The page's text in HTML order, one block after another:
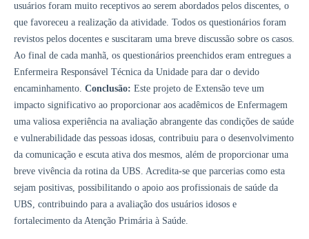
usuários foram muito receptivos ao serem abordados pelos discentes, o
que favoreceu a realização da atividade. Todos os questionários foram
revistos pelos docentes e suscitaram uma breve discussão sobre os casos.
Ao final de cada manhã, os questionários preenchidos eram entregues a
Enfermeira Responsável Técnica da Unidade para dar o devido
encaminhamento. Conclusão: Este projeto de Extensão teve um
impacto significativo ao proporcionar aos acadêmicos de Enfermagem
uma valiosa experiência na avaliação abrangente das condições de saúde
e vulnerabilidade das pessoas idosas, contribuiu para o desenvolvimento
da comunicação e escuta ativa dos mesmos, além de proporcionar uma
breve vivência da rotina da UBS. Acredita-se que parcerias como esta
sejam positivas, possibilitando o apoio aos profissionais de saúde da
UBS, contribuindo para a avaliação dos usuários idosos e
fortalecimento da Atenção Primária à Saúde.